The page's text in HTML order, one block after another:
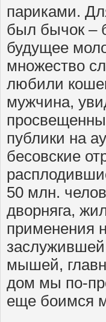
париками.
был бычок –
будущее
множество
любили
мужчина,
публики на
бесовские
50 млн.
дворняга,
применения
заслужившей
мышей,
дом мы по-
еще боимся